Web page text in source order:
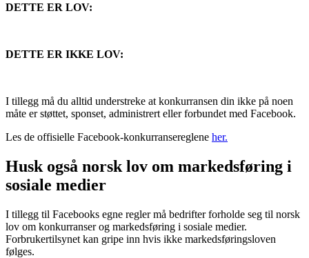
DETTE ER LOV:
DETTE ER IKKE LOV:
I tillegg må du alltid understreke at konkurransen din ikke på noen
måte er støttet, sponset, administrert eller forbundet med Facebook.
Les de offisielle Facebook-konkurransereglene her.
Husk også norsk lov om markedsføring i
sosiale medier
I tillegg til Facebooks egne regler må bedrifter forholde seg til norsk
lov om konkurranser og markedsføring i sosiale medier.
Forbrukertilsynet kan gripe inn hvis ikke markedsføringsloven
følges.